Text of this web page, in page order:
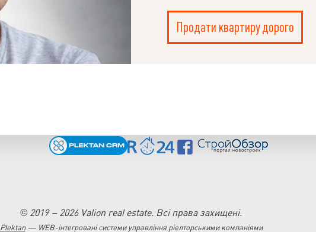
Продати квартиру дорого
© 2019 – 2026 Valion real estate. Всі права захищені.
Plektan— WEB-інтегровані системи управління ріелторськими компаніями